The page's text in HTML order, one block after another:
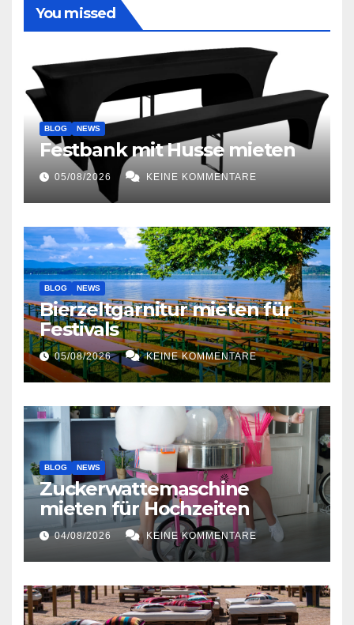
You missed
BLOG NEWS
Festbank mit Husse mieten
05/08/2026 KEINE KOMMENTARE
BLOG NEWS
Bierzeltgarnitur mieten für
Festivals
05/08/2026 KEINE KOMMENTARE
BLOG NEWS
Zuckerwattemaschine
mieten für Hochzeiten
04/08/2026 KEINE KOMMENTARE